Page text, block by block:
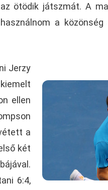
ötödik játszmát. A
a közönség
Jerzy
ellen
a
két
6:4,